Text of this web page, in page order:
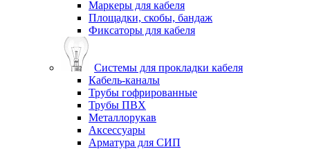
Маркеры для кабеля
Площадки, скобы, бандаж
Фиксаторы для кабеля
Системы для прокладки кабеля
Кабель-каналы
Трубы гофрированные
Трубы ПВХ
Металлорукав
Аксессуары
Арматура для СИП